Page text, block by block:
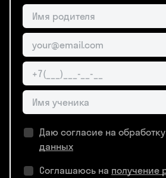
Даю согласие на обработку
данных
Соглашаюсь на получение